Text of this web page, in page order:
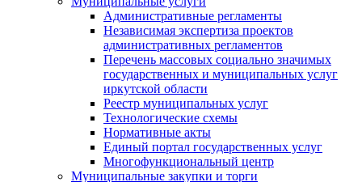
Административные регламенты
Независимая экспертиза проектов
административных регламентов
Перечень массовых социально значимых
государственных и муниципальных услуг
иркутской области
Реестр муниципальных услуг
Технологические схемы
Нормативные акты
Единый портал государственных услуг
Многофункциональный центр
Муниципальные закупки и торги